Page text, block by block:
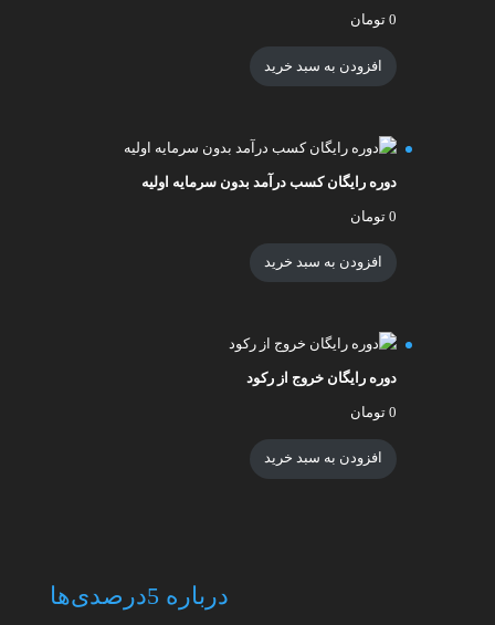
0 تومان
افزودن به سبد خرید
دوره رایگان کسب درآمد بدون سرمایه اولیه
0 تومان
افزودن به سبد خرید
دوره رایگان خروج از رکود
0 تومان
افزودن به سبد خرید
درباره 5درصدی‌ها